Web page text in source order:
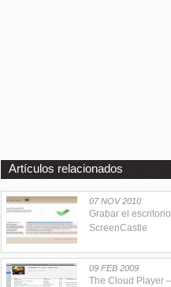
Artículos relacionados
07 NOV 2010
Grabar el
ScreenCastle
09 FEB 2009
The Cloud Player